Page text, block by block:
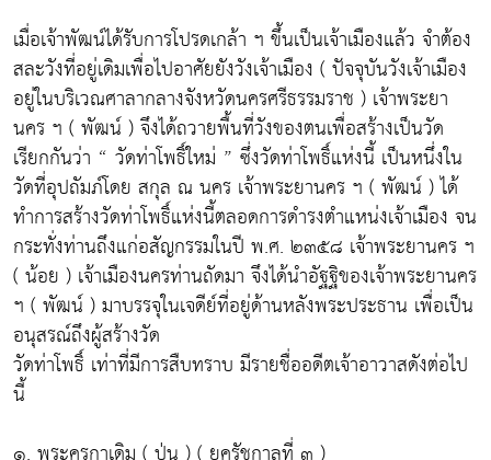
เมื่อเจ้าพัฒน์ได้รับการโปรดเกล้า ฯ ขึ้นเป็นเจ้าเมืองแล้ว จำต้อง
สละวังที่อยู่เดิมเพื่อไปอาศัยยังวังเจ้าเมือง ( ปัจจุบันวังเจ้าเมือง
อยู่ในบริเวณศาลากลางจังหวัดนครศรีธรรมราช ) เจ้าพระยา
นคร ฯ ( พัฒน์ ) จึงได้ถวายพื้นที่วังของตนเพื่อสร้างเป็นวัด
เรียกกันว่า “ วัดท่าโพธิ์ใหม่ ” ซึ่งวัดท่าโพธิ์แห่งนี้ เป็นหนึ่งใน
วัดที่อุปถัมภ์โดย สกุล ณ นคร เจ้าพระยานคร ฯ ( พัฒน์ ) ได้
ทำการสร้างวัดท่าโพธิ์แห่งนี้ตลอดการดำรงตำแหน่งเจ้าเมือง จน
กระทั่งท่านถึงแก่อสัญกรรมในปี พ.ศ. ๒๓๕๘ เจ้าพระยานคร ฯ
( น้อย ) เจ้าเมืองนครท่านถัดมา จึงได้นำอัฐฐิของเจ้าพระยานคร
ฯ ( พัฒน์ ) มาบรรจุในเจดีย์ที่อยู่ด้านหลังพระประธาน เพื่อเป็น
อนุสรณ์ถึงผู้สร้างวัด
วัดท่าโพธิ์ เท่าที่มีการสืบทราบ มีรายชื่ออดีตเจ้าอาวาสดังต่อไป
นี้